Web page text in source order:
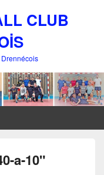
CLUB
a-10"